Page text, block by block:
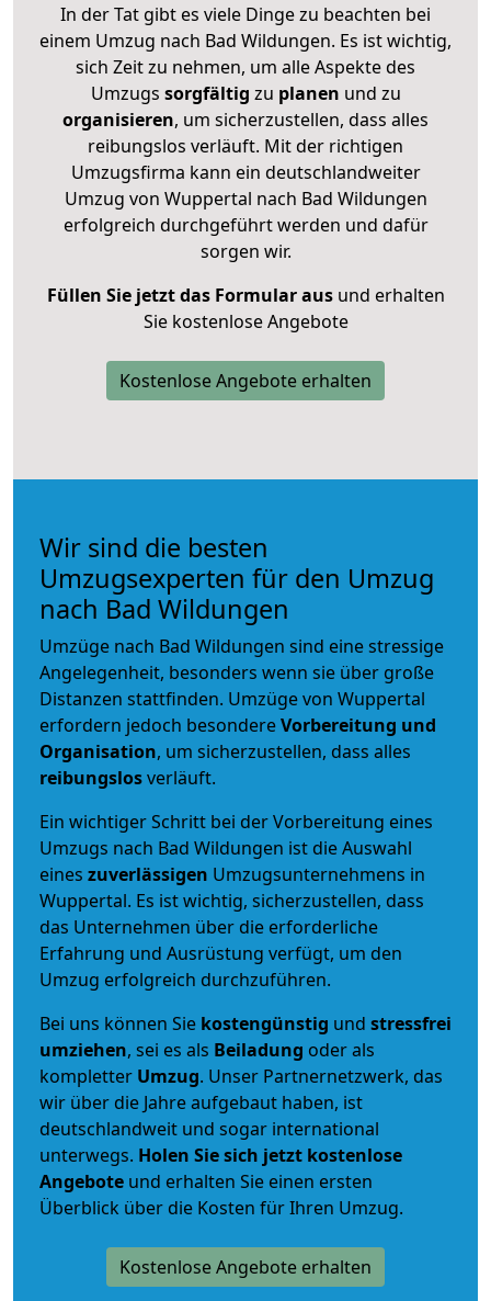
In der Tat gibt es viele Dinge zu beachten bei
einem Umzug nach Bad Wildungen. Es ist wichtig,
sich Zeit zu nehmen, um alle Aspekte des
Umzugs sorgfältig zu planen und zu
organisieren, um sicherzustellen, dass alles
reibungslos verläuft. Mit der richtigen
Umzugsfirma kann ein deutschlandweiter
Umzug von Wuppertal nach Bad Wildungen
erfolgreich durchgeführt werden und dafür
sorgen wir.
Füllen Sie jetzt das Formular ausund erhalten
Sie kostenlose Angebote
Kostenlose Angebote erhalten
Wir sind die besten
Umzugsexperten für den Umzug
nach Bad Wildungen
Umzüge nach Bad Wildungen sind eine stressige
Angelegenheit, besonders wenn sie über große
Distanzen stattfinden. Umzüge von Wuppertal
erfordern jedoch besondereVorbereitung und
Organisation, um sicherzustellen, dass alles
reibungslosverläuft.
Ein wichtiger Schritt bei der Vorbereitung eines
Umzugs nach Bad Wildungen ist die Auswahl
eines zuverlässigen Umzugsunternehmens in
Wuppertal. Es ist wichtig, sicherzustellen, dass
das Unternehmen über die erforderliche
Erfahrung und Ausrüstung verfügt, um den
Umzug erfolgreich durchzuführen.
Bei uns können Sie kostengünstig und stressfrei
umziehen, sei es als Beiladung oder als
kompletter Umzug. Unser Partnernetzwerk, das
wir über die Jahre aufgebaut haben, ist
deutschlandweit und sogar international
unterwegs. Holen Sie sich jetzt kostenlose
Angebote und erhalten Sie einen ersten
Überblick über die Kosten für Ihren Umzug.
Kostenlose Angebote erhalten